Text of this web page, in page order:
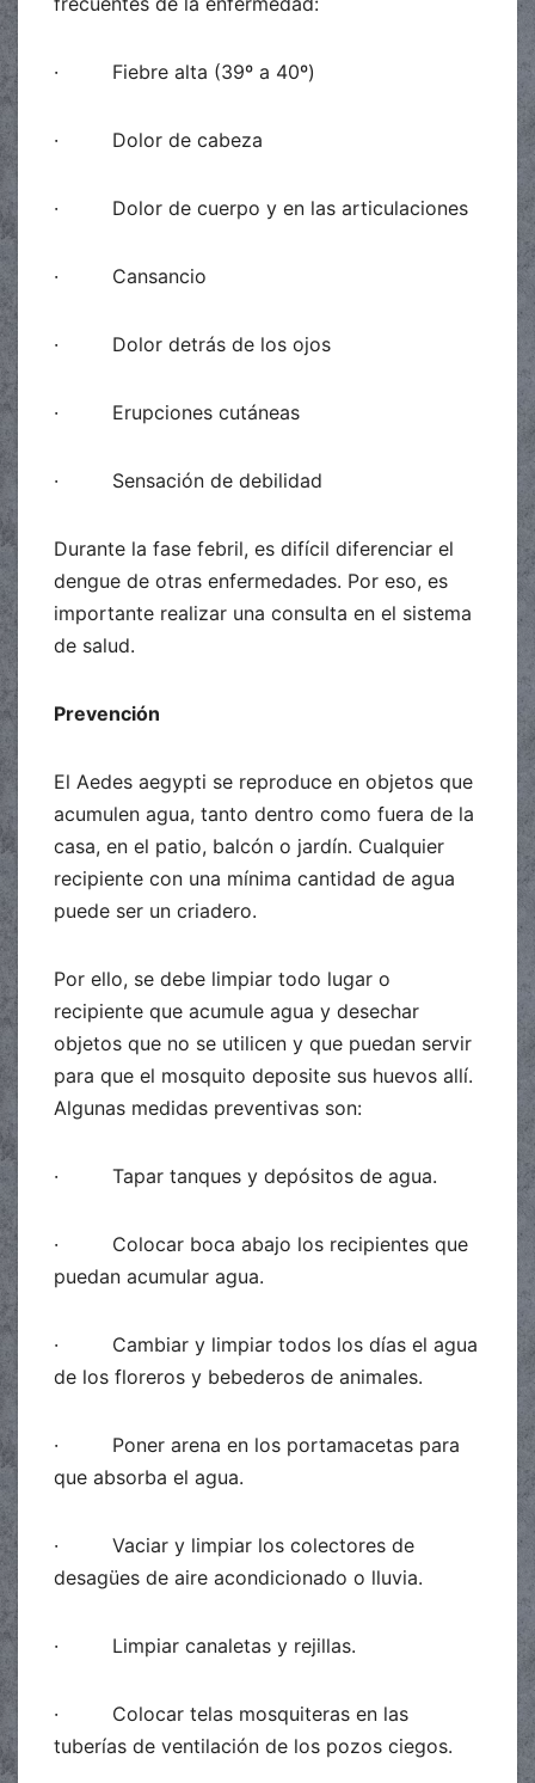
· Fiebre alta (39º a 40º)
· Dolor de cabeza
· Dolor de cuerpo y en las articulaciones
· Cansancio
· Dolor detrás de los ojos
· Erupciones cutáneas
· Sensación de debilidad
Durante la fase febril, es difícil diferenciar el
dengue de otras enfermedades. Por eso, es
importante realizar una consulta en el sistema
de salud.
Prevención
El Aedes aegypti se reproduce en objetos que
acumulen agua, tanto dentro como fuera de la
casa, en el patio, balcón o jardín. Cualquier
recipiente con una mínima cantidad de agua
puede ser un criadero.
Por ello, se debe limpiar todo lugar o
recipiente que acumule agua y desechar
objetos que no se utilicen y que puedan servir
para que el mosquito deposite sus huevos allí.
Algunas medidas preventivas son:
· Tapar tanques y depósitos de agua.
· Colocar boca abajo los recipientes que
puedan acumular agua.
· Cambiar y limpiar todos los días el agua
de los floreros y bebederos de animales.
· Poner arena en los portamacetas para
que absorba el agua.
· Vaciar y limpiar los colectores de
desagües de aire acondicionado o lluvia.
· Limpiar canaletas y rejillas.
· Colocar telas mosquiteras en las
tuberías de ventilación de los pozos ciegos.